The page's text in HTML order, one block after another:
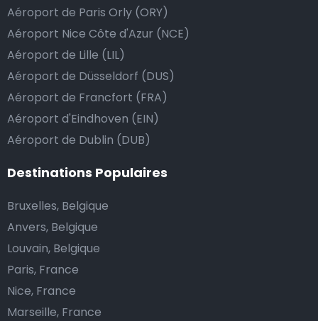
Aéroport de Paris Orly (ORY)
Aéroport Nice Côte d'Azur (NCE)
Aéroport de Lille (LIL)
Aéroport de Düsseldorf (DUS)
Aéroport de Francfort (FRA)
Aéroport d'Eindhoven (EIN)
Aéroport de Dublin (DUB)
Destinations Populaires
Bruxelles, Belgique
Anvers, Belgique
Louvain, Belgique
Paris, France
Nice, France
Marseille, France